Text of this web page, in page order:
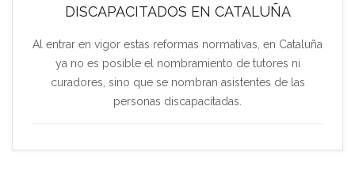
DISCAPACITADOS EN CATALUÑA
Al entrar en vigor estas reformas normativas, en Cataluña
ya no es posible el nombramiento de tutores ni
curadores, sino que se nombran asistentes de las
personas discapacitadas.